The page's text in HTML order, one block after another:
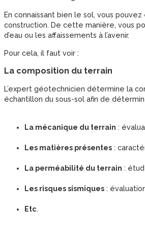
En connaissant bien le sol, vous
construction. De cette manière, vous
d’eau ou les affaissements à l’avenir.
Pour cela, il faut voir :
La composition du terrain
L’expert géotechnicien détermine la
échantillon du sous-sol afin de
La mécanique du terrain :
Les matières présentes :
La perméabilité du terrain :
Les risques sismiques :
Etc.